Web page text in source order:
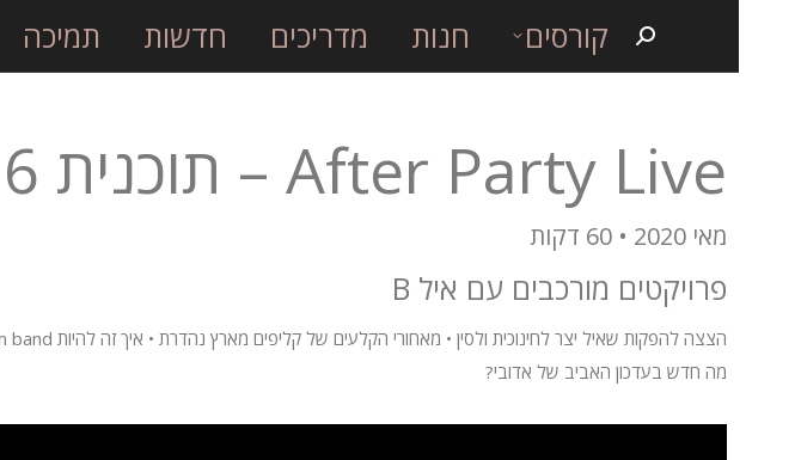
קורסים חנות מדריכים חדשות תמיכה
After Party Live – תוכנית 6
מאי 2020 • 60 דקות
פרויקטים מורכבים עם איל B
מה חדש בעדכון האביב של אדובי?